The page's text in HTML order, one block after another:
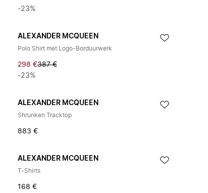
-23%
ALEXANDER MCQUEEN
Polo Shirt met Logo-Borduurwerk
298 €387 €
-23%
ALEXANDER MCQUEEN
Shrunken Tracktop
883 €
ALEXANDER MCQUEEN
T-Shirts
168 €